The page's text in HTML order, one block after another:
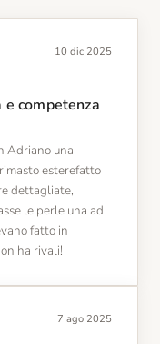
10 dic 2025
competenza
Adriano una
esterefatto
dettagliate,
le perle una ad
fatto in
ha rivali!
7 ago 2025